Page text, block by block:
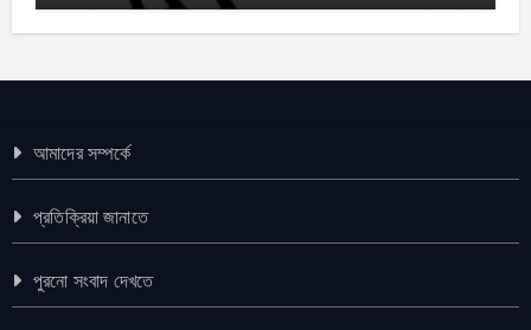
আমাদের সম্পর্কে
প্রতিক্রিয়া জানাতে
পুরনো সংবাদ দেখতে